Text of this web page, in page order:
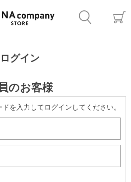
ログイン
のお客様
を入力してログインしてください。